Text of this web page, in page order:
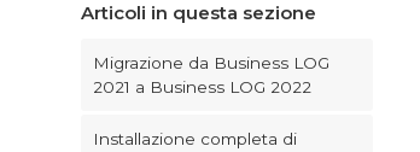
Articoli in questa sezione
Migrazione da Business LOG
2021 a Business LOG 2022
Installazione completa di